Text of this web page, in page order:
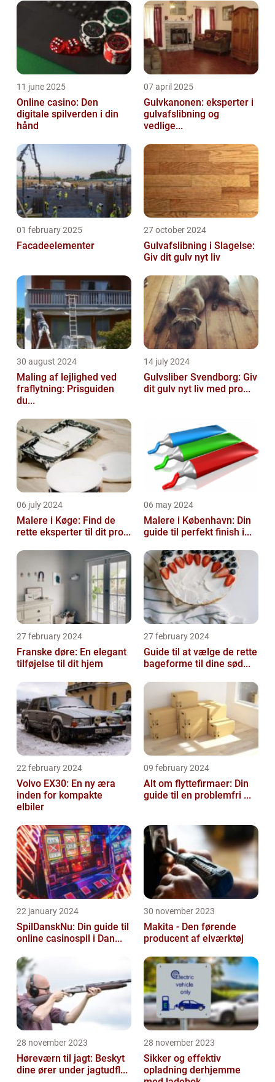
11 june 2025
Online casino: Den
digitale spilverden i din
hånd
07 april 2025
Gulvkanonen: eksperter i
gulvafslibning og
vedlige...
01 february 2025
Facadeelementer
27 october 2024
Gulvafslibning i Slagelse:
Giv dit gulv nyt liv
30 august 2024
Maling af lejlighed ved
fraflytning: Prisguiden
du...
14 july 2024
Gulvsliber Svendborg: Giv
dit gulv nyt liv med pro...
06 july 2024
Malere i Køge: Find de
rette eksperter til dit pro...
06 may 2024
Malere i København: Din
guide til perfekt finish i...
27 february 2024
Franske døre: En elegant
tilføjelse til dit hjem
27 february 2024
Guide til at vælge de rette
bageforme til dine sød...
22 february 2024
Volvo EX30: En ny æra
inden for kompakte
elbiler
09 february 2024
Alt om flyttefirmaer: Din
guide til en problemfri ...
22 january 2024
SpilDanskNu: Din guide til
online casinospil i Dan...
30 november 2023
Makita - Den førende
producent af elværktøj
28 november 2023
Høreværn til jagt: Beskyt
dine ører under jagtudfl...
28 november 2023
Sikker og effektiv
opladning derhjemme